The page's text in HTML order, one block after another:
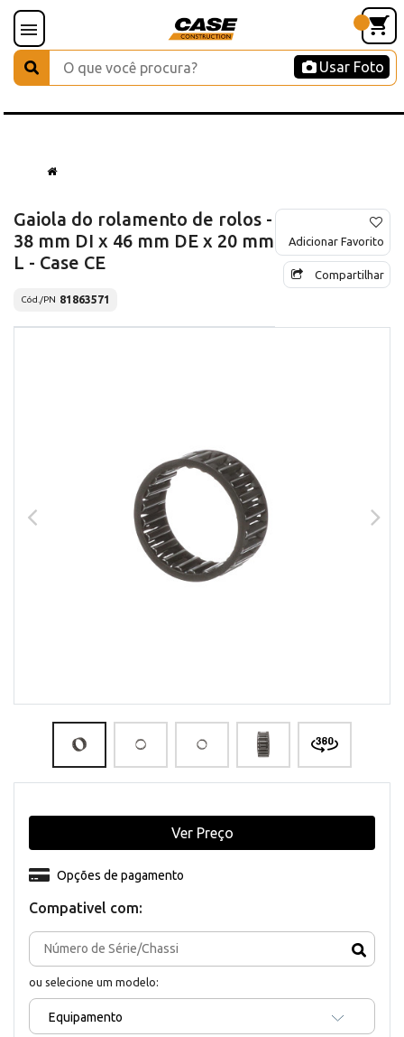
Usar Foto
Gaiola do rolamento de rolos -
38 mm DI x 46 mm DE x 20 mm
L - Case CE
Cód./PN 81863571
Adicionar Favorito
Compartilhar
Compativel com:
ou selecione um modelo:
Equipamento
Opções de pagamento
Ver Preço